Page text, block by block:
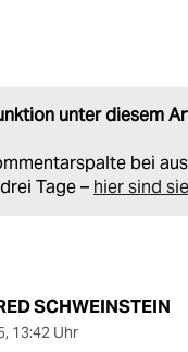
unter diesem
bei
Tage – hier sind
SCHWEINSTEIN
, 13:42 Uhr